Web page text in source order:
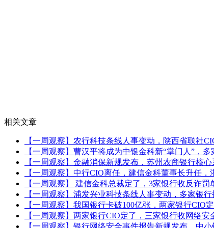
相关文章
【一周观察】农行科技条线人事变动，陕西省联社
【一周观察】曹汉平将成为中银金科新“掌门人”，
【一周观察】金融消保新规发布，苏州农商银行核
【一周观察】中行CIO离任，建信金科董事长升任
【一周观察】 建信金科总裁定了，3家银行收反诈
【一周观察】浦发兴业科技条线人事变动，多家银
【一周观察】我国银行卡破100亿张，两家银行CIO
【一周观察】两家银行CIO定了，三家银行收网络安